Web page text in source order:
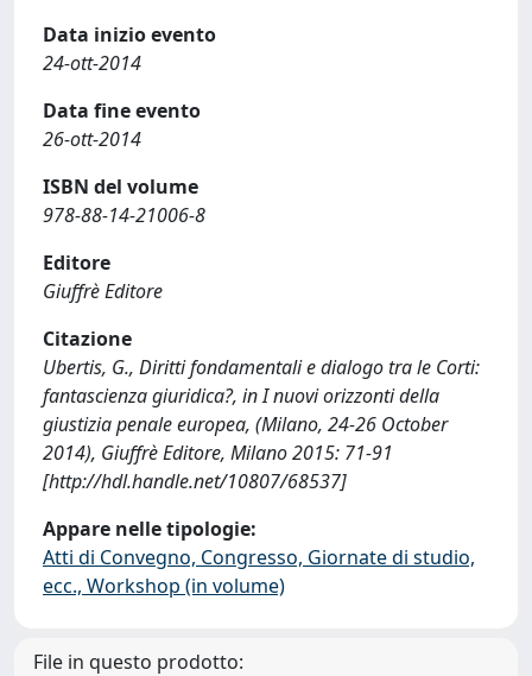
Data inizio evento
24-ott-2014
Data fine evento
26-ott-2014
ISBN del volume
978-88-14-21006-8
Editore
Giuffrè Editore
Citazione
Ubertis, G., Diritti fondamentali e dialogo tra le Corti:
fantascienza giuridica?, in I nuovi orizzonti della
giustizia penale europea, (Milano, 24-26 October
2014), Giuffrè Editore, Milano 2015: 71-91
[http://hdl.handle.net/10807/68537]
Appare nelle tipologie:
Atti di Convegno, Congresso, Giornate di studio,
ecc., Workshop (in volume)
File in questo prodotto: